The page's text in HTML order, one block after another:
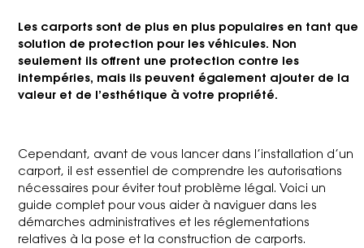
Les carports sont de plus en plus populaires en tant que
solution de protection pour les véhicules. Non
seulement ils offrent une protection contre les
intempéries, mais ils peuvent également ajouter de la
valeur et de l’esthétique à votre propriété.
Cependant, avant de vous lancer dans l’installation d’un
carport, il est essentiel de comprendre les autorisations
nécessaires pour éviter tout problème légal. Voici un
guide complet pour vous aider à naviguer dans les
démarches administratives et les réglementations
relatives à la pose et la construction de carports.